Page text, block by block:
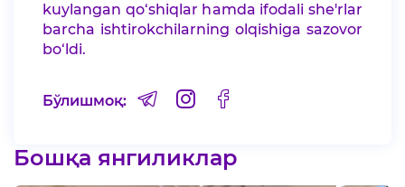
kuylangan qo‘shiqlar hamda ifodali she'rlar
barcha ishtirokchilarning olqishiga sazovor
bo‘ldi.
Бўлишмоқ:
Бошқа янгиликлар